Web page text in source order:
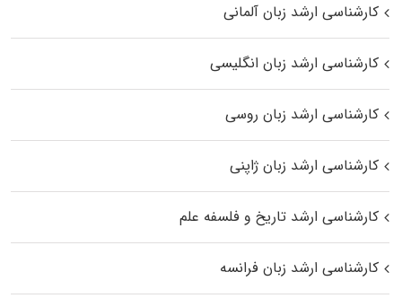
کارشناسی ارشد زبان آلمانی
کارشناسی ارشد زبان انگلیسی
کارشناسی ارشد زبان روسی
کارشناسی ارشد زبان ژاپنی
کارشناسی ارشد تاریخ و فلسفه علم
کارشناسی ارشد زبان فرانسه